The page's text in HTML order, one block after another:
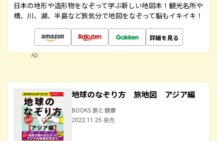
日本の地形や造形物をなぞって学ぶ新しい地図本！観光名所や
橋、川、湖、半島など旅気分で地図をなぞって脳もイキイキ！
詳細を見る
AD
地球のなぞり方 旅地図 アジア編
BOOKS 旅と健康
2022.11.25 発売